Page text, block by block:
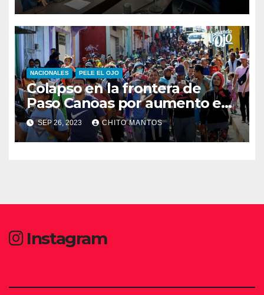
NACIONALES PELE EL OJO
Colapso en la frontera de
Paso Canoas por aumento en
la llegada de migrantes
SEP 26, 2023 CHITO MANTOS
Instagram